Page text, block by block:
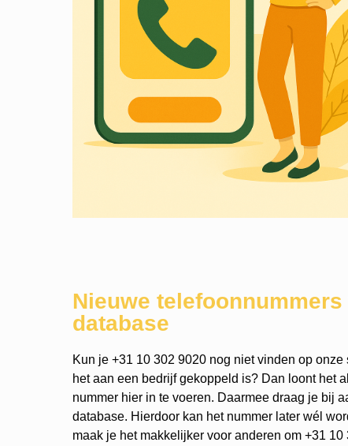
Nieuwe
database
Kun je +31 10 302 9020 nog niet vinden op onze
het aan een bedrijf gekoppeld is? Dan loont het
nummer hier in te voeren. Daarmee draag je bij
database. Hierdoor kan het nummer later wél
maak je het makkelijker voor anderen om +31 10